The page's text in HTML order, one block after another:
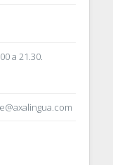
a 21.30.